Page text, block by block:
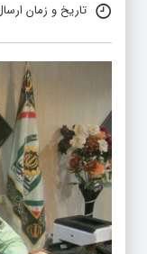
تاریخ و زمان ارسال: 29 دی 1398 ساعت